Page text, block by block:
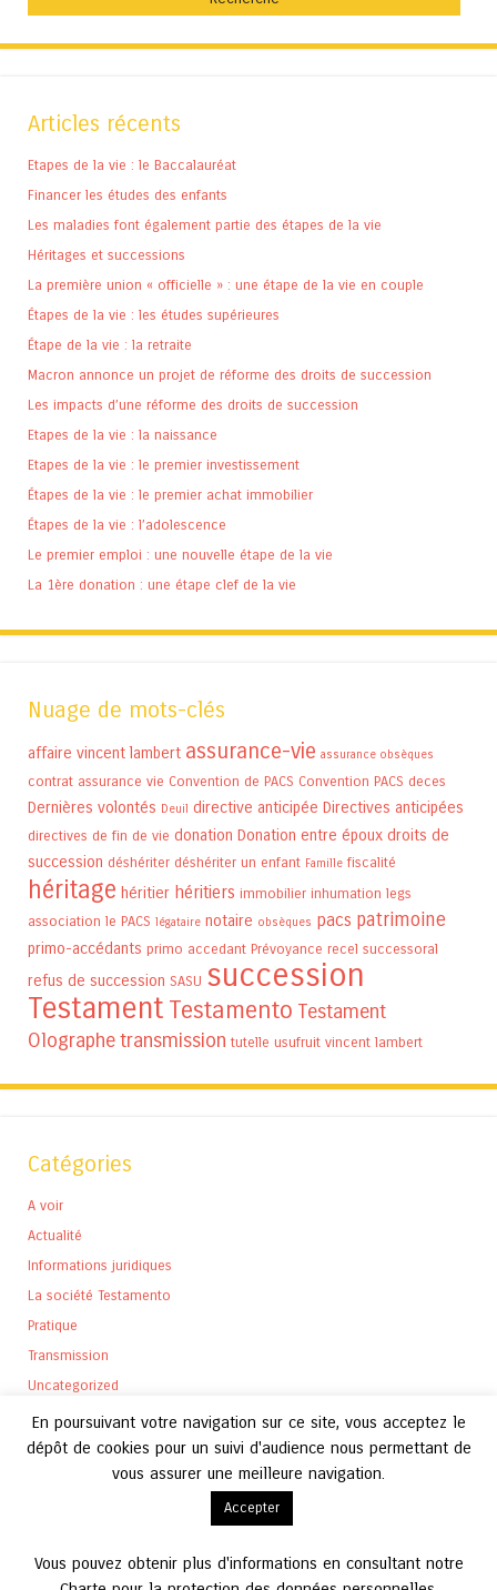
Articles récents
Etapes de la vie : le Baccalauréat
Financer les études des enfants
Les maladies font également partie des étapes de la vie
Héritages et successions
La première union « officielle » : une étape de la vie en couple
Étapes de la vie : les études supérieures
Étape de la vie : la retraite
Macron annonce un projet de réforme des droits de succession
Les impacts d’une réforme des droits de succession
Etapes de la vie : la naissance
Etapes de la vie : le premier investissement
Étapes de la vie : le premier achat immobilier
Étapes de la vie : l’adolescence
Le premier emploi : une nouvelle étape de la vie
La 1ère donation : une étape clef de la vie
Nuage de mots-clés
affaire vincent lambert assurance-vie assurance obsèques
contrat assurance vie Convention de PACS Convention PACS deces
Dernières volontés Deuil directive anticipée Directives anticipées
directives de fin de vie donation Donation entre époux droits de
succession déshériter déshériter un enfant Famille fiscalité
héritage héritier héritiers immobilier inhumation legs
association le PACS légataire notaire obsèques pacs patrimoine
primo-accédants primo accedant Prévoyance recel successoral
refus de succession SASU succession
Testament Testamento Testament
Olographetransmission tutelle usufruit vincent lambert
Catégories
A voir
Actualité
Informations juridiques
La société Testamento
Pratique
Transmission
Uncategorized
En poursuivant votre navigation sur ce site, vous acceptez le
dépôt de cookies pour un suivi d'audience nous permettant de
vous assurer une meilleure navigation.
Accepter
Vous pouvez obtenir plus d'informations en consultant notre